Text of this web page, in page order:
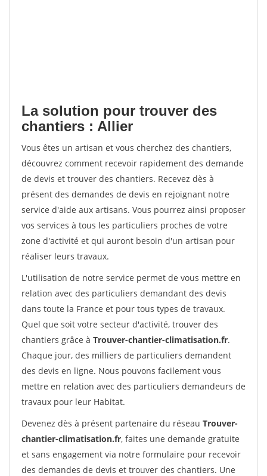
La solution pour trouver des
chantiers : Allier
Vous êtes un artisan et vous cherchez des chantiers,
découvrez comment recevoir rapidement des demande
de devis et trouver des chantiers. Recevez dès à
présent des demandes de devis en rejoignant notre
service d'aide aux artisans. Vous pourrez ainsi proposer
vos services à tous les particuliers proches de votre
zone d'activité et qui auront besoin d'un artisan pour
réaliser leurs travaux.
L'utilisation de notre service permet de vous mettre en
relation avec des particuliers demandant des devis
dans toute la France et pour tous types de travaux.
Quel que soit votre secteur d'activité, trouver des
chantiers grâce à Trouver-chantier-climatisation.fr.
Chaque jour, des milliers de particuliers demandent
des devis en ligne. Nous pouvons facilement vous
mettre en relation avec des particuliers demandeurs de
travaux pour leur Habitat.
Devenez dès à présent partenaire du réseau Trouver-
chantier-climatisation.fr, faites une demande gratuite
et sans engagement via notre formulaire pour recevoir
des demandes de devis et trouver des chantiers. Une